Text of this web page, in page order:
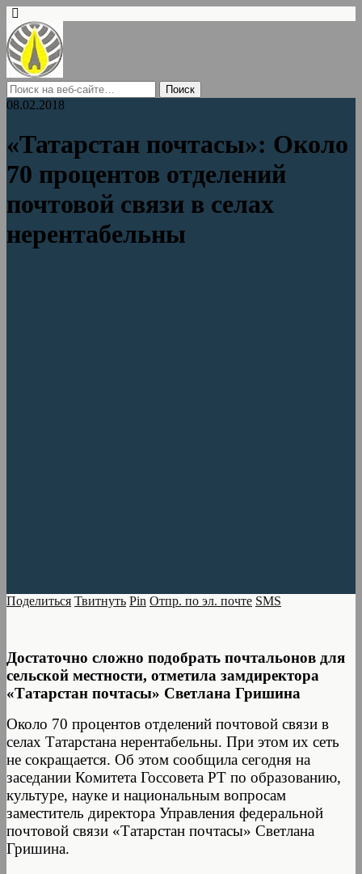
08.02.2018
«Татарстан почтасы»: Около
70 процентов отделений
почтовой связи в селах
нерентабельны
Поделиться Твитнуть Pin Отпр. по эл. почте SMS
Достаточно сложно подобрать почтальонов для
сельской местности, отметила замдиректора
«Татарстан почтасы» Светлана Гришина
Около 70 процентов отделений почтовой связи в
селах Татарстана нерентабельны. При этом их сеть
не сокращается. Об этом сообщила сегодня на
заседании Комитета Госсовета РТ по образованию,
культуре, науке и национальным вопросам
заместитель директора Управления федеральной
почтовой связи «Татарстан почтасы» Светлана
Гришина.